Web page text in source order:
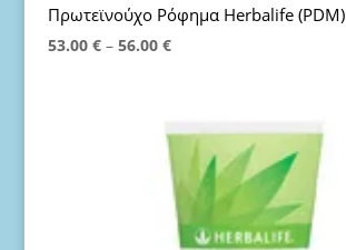
Πρωτεϊνούχο Ρόφημα Ηerbalife (PDM)
53.00 € – 56.00 €Price
through
56.00 €